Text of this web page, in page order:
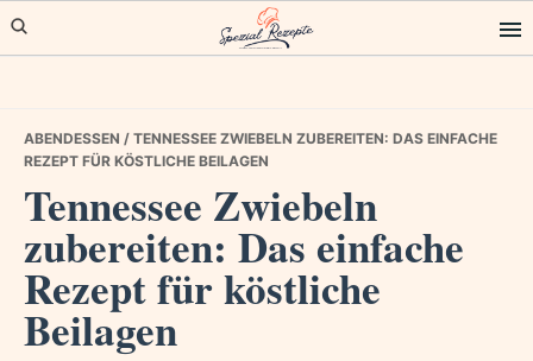
Skip
to
Skip
to
Skip
to
ABENDESSEN / TENNESSEE ZWIEBELN ZUBEREITEN: DAS EINFACHE
REZEPT FÜR KÖSTLICHE BEILAGEN
Tennessee Zwiebeln
zubereiten: Das einfache
Rezept für köstliche
Beilagen